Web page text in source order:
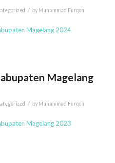
/ by Muhammad Furqon
Magelang 2024
Magelang
/ by Muhammad Furqon
Magelang 2023